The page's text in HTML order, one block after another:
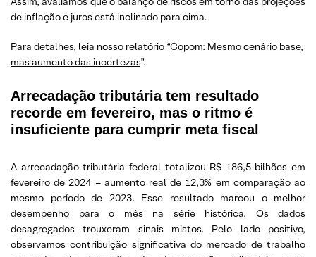
de inflação e juros está inclinado para cima.
Para detalhes, leia nosso relatório “Copom: Mesmo cenário base,
mas aumento das incertezas”.
Arrecadação tributária tem resultado
recorde em fevereiro, mas o ritmo é
insuficiente para cumprir meta fiscal
A arrecadação tributária federal totalizou R$ 186,5 bilhões em
fevereiro de 2024 – aumento real de 12,3% em comparação ao
mesmo período de 2023. Esse resultado marcou o melhor
desempenho para o mês na série histórica. Os dados
desagregados trouxeram sinais mistos. Pelo lado positivo,
observamos contribuição significativa do mercado de trabalho